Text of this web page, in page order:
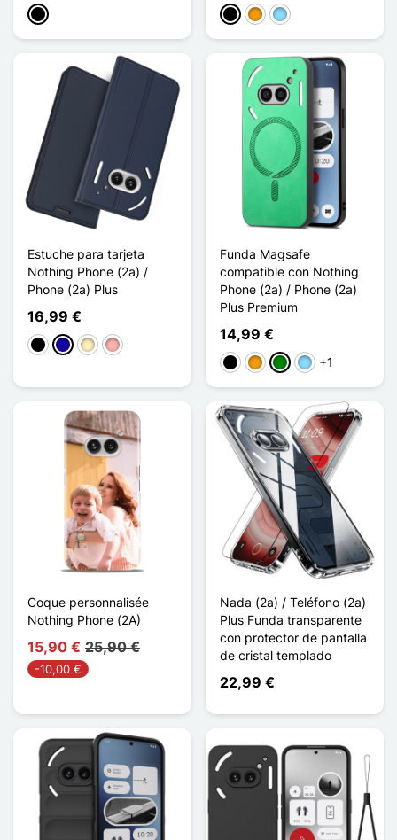
Negro NegroNaranjaAzul claro
Estuche para tarjeta
Nothing Phone (2a) /
Phone (2a) Plus
16,99 €
NegroAzul oscuro
Oro Oro rosa
Funda Magsafe
compatible con Nothing
Phone (2a) / Phone (2a)
Plus Premium
14,99 €
NegroNaranja
VerdeAzul claro
+1
Coque personnalisée
Nothing Phone (2A)
15,90 € 25,90 €
-10,00 €
Nada (2a) / Teléfono (2a)
Plus Funda transparente
con protector de pantalla
de cristal templado
22,99 €